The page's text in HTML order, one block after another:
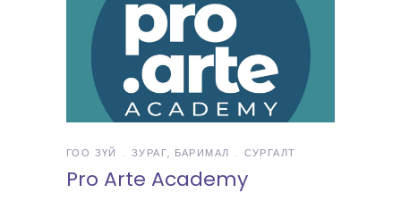
ГОО ЗҮЙ ЗУРАГ, БАРИМАЛ СУРГАЛТ
Pro Arte Academy